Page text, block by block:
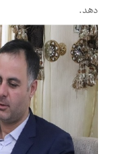
دهد.